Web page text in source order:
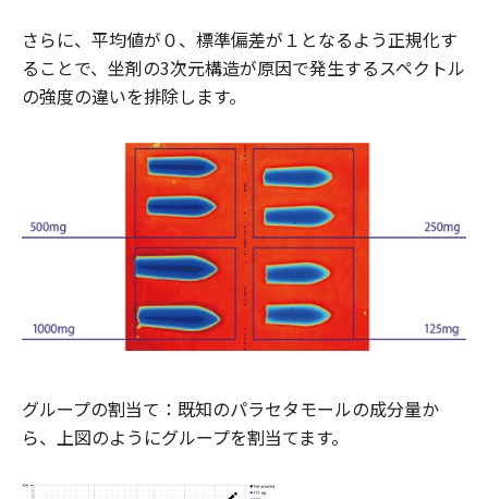
さらに、平均値が０、標準偏差が１となるよう正規化す
ることで、坐剤の3次元構造が原因で発生するスペクトル
の強度の違いを排除します。
グループの割当て：既知のパラセタモールの成分量か
ら、上図のようにグループを割当てます。